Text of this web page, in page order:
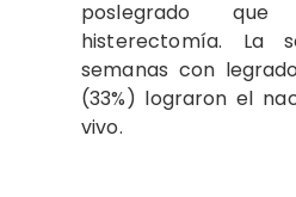
poslegrado
histerectomía. La
semanas con
(33%) lograron el
vivo.